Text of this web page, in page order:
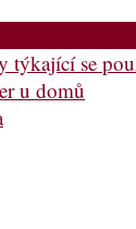
týkající se
u domů